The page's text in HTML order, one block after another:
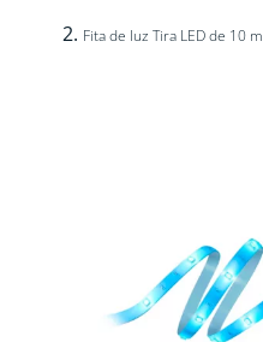
Fita de luz Tira LED de 10 m